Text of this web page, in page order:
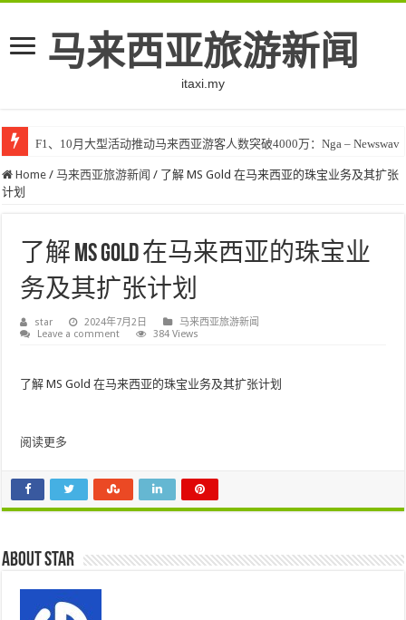
马来西亚旅游新闻
itaxi.my
F1、10月大型活动推动马来西亚游客人数突破4000万：Nga – Newswav
Home / 马来西亚旅游新闻 / 了解 MS Gold 在马来西亚的珠宝业务及其扩张
计划
了解 MS Gold 在马来西亚的珠宝业
务及其扩张计划
star 2024年7月2日
马来西亚旅游新闻
Leave a comment
384 Views
了解 MS Gold 在马来西亚的珠宝业务及其扩张计划
阅读更多
About star